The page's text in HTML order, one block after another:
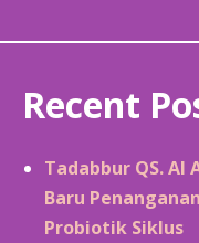
Recent
Tadabbur QS. Al
Baru
Probiotik Siklus